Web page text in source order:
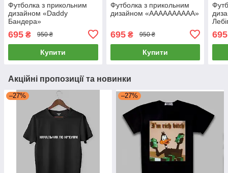
Футболка з прикольним
дизайном «Daddy
Бандера»
695 ₴ 950 ₴
Купити
Футболка з прикольним
дизайном «АААААААААА»
695₴ 950 ₴
Купити
695
Акційні пропозиції та новинки
–27% –27%